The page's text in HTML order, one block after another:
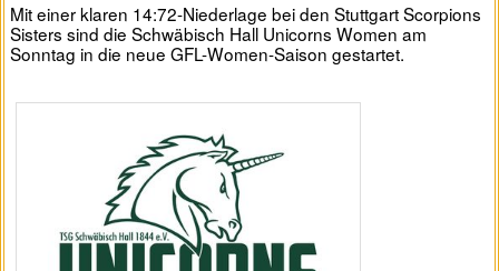
Mit einer klaren 14:72-Niederlage bei den Stuttgart Scorpions
Sisters sind die Schwäbisch Hall Unicorns Women am
Sonntag in die neue GFL-Women-Saison gestartet.